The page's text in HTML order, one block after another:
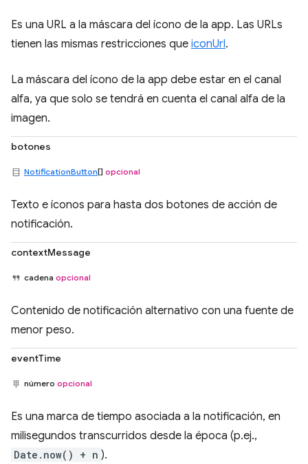
Es una URL a la máscara del ícono de la app. Las URLs
tienen las mismas restricciones que iconUrl.
La máscara del ícono de la app debe estar en el canal
alfa, ya que solo se tendrá en cuenta el canal alfa de la
imagen.
botones
NotificationButton[] opcional
Texto e íconos para hasta dos botones de acción de
notificación.
contextMessage
cadena opcional
Contenido de notificación alternativo con una fuente de
menor peso.
eventTime
número opcional
Es una marca de tiempo asociada a la notificación, en
milisegundos transcurridos desde la época (p.ej.,
Date.now() + n ).